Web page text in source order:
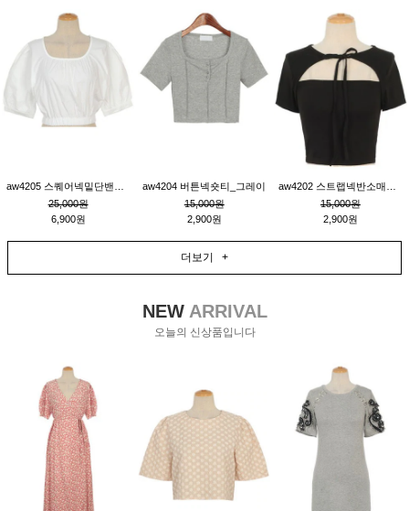
25,000원
6,900원
aw4204 버튼넥숏티_그레이
15,000원
2,900원
15,000원
2,900원
더보기 +
NEWARRIVAL
오늘의 신상품입니다